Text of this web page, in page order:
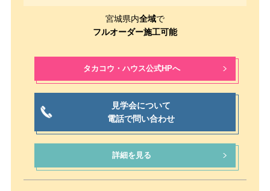
宮城県内全域で
フルオーダー施工可能
タカコウ・ハウス公式HPへ
見学会について
電話で問い合わせ
詳細を見る